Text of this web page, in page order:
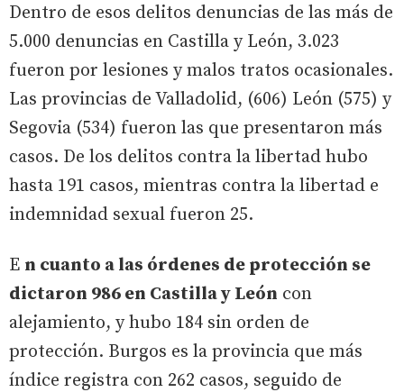
Dentro de esos delitos denuncias de las más de
5.000 denuncias en Castilla y León, 3.023
fueron por lesiones y malos tratos ocasionales.
Las provincias de Valladolid, (606) León (575) y
Segovia (534) fueron las que presentaron más
casos. De los delitos contra la libertad hubo
hasta 191 casos, mientras contra la libertad e
indemnidad sexual fueron 25.
E n cuanto a las órdenes de protección se
dictaron 986 en Castilla y León con
alejamiento, y hubo 184 sin orden de
protección. Burgos es la provincia que más
índice registra con 262 casos, seguido de